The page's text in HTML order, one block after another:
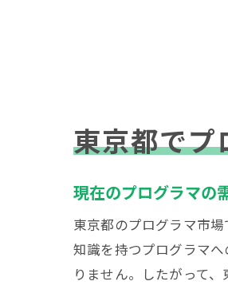
東京都でプ
現在のプログラマの
東京都のプログラマ市
知識を持つプログラマ
りません。したがって